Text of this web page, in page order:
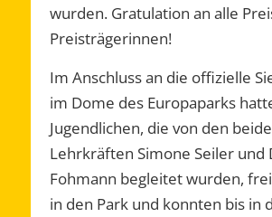
wurden. Gratulation an alle
Preisträgerinnen!
Im Anschluss an die offizielle
im Dome des Europaparks
Jugendlichen, die von den
Lehrkräften Simone Seiler und
Fohmann begleitet wurden,
in den Park und konnten bis in